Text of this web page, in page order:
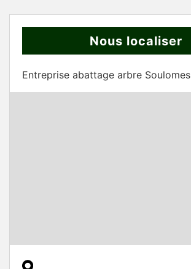
Nous localiser
Entreprise abattage arbre Soulomes